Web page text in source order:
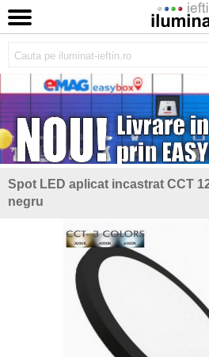
Spot LED aplicat incastrat CCT
negru